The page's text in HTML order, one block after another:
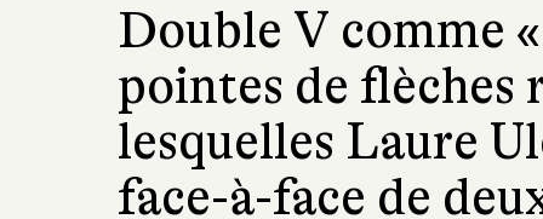
Double V comme
pointes de flèches
lesquelles Laure
face-à-face de